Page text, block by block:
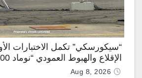
“سيكورسكي” تكمل الاختبارات
الإقلاع والهبوط العمودي “نوماد 100”
Aug 8, 2026